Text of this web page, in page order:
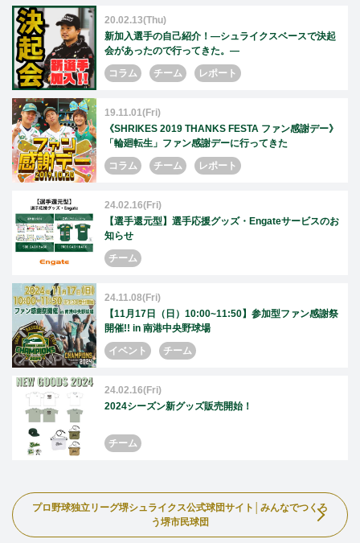
20.02.13(Thu)
新加入選手の自己紹介！—シュライクスベースで決起
会があったので行ってきた。—
コラム
チーム レポート
19.11.01(Fri)
《SHRIKES 2019 THANKS FESTA ファン感謝デー》
「輪廻転生」ファン感謝デーに行ってきた
コラム
チーム レポート
24.02.16(Fri)
【選手還元型】選手応援グッズ・Engateサービスのお
知らせ
チーム
24.11.08(Fri)
【11月17日（日）10:00~11:50】参加型ファン感謝祭
開催!! in 南港中央野球場
イベント
チーム
24.02.16(Fri)
2024シーズン新グッズ販売開始！
チーム
プロ野球独立リーグ堺シュライクス公式球団サイト│みんなでつくろ
う堺市民球団